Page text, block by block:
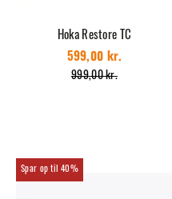
Hoka Restore TC
999,00 kr.
599,00 kr.
40%